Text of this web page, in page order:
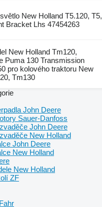
New Holland T5.120, T5,
Bracket Lhs 47454263
New Holland Tm120,
Puma 130 Transmission
pro kolového traktoru New
Tm130
John Deere
Sauer-Danfoss
John Deere
New Holland
John Deere
New Holland
New Holland
ZF